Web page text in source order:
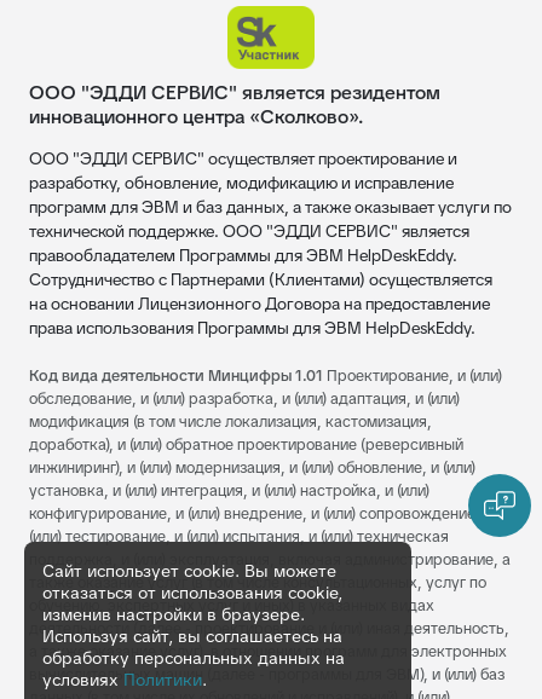
ООО "ЭДДИ СЕРВИС" является резидентом
инновационного центра «Сколково».
ООО "ЭДДИ СЕРВИС" осуществляет проектирование и
разработку, обновление, модификацию и исправление
программ для ЭВМ и баз данных, а также оказывает услуги по
технической поддержке. ООО "ЭДДИ СЕРВИС" является
правообладателем Программы для ЭВМ HelpDeskEddy.
Сотрудничество с Партнерами (Клиентами) осуществляется
на основании Лицензионного Договора на предоставление
права использования Программы для ЭВМ HelpDeskEddy.
Код вида деятельности Минцифры 1.01 Проектирование, и (или)
обследование, и (или) разработка, и (или) адаптация, и (или)
модификация (в том числе локализация, кастомизация,
доработка), и (или) обратное проектирование (реверсивный
инжиниринг), и (или) модернизация, и (или) обновление, и (или)
установка, и (или) интеграция, и (или) настройка, и (или)
конфигурирование, и (или) внедрение, и (или) сопровождение, и
(или) тестирование, и (или) испытания, и (или) техническая
поддержка, и (или) эксплуатация, включая администрирование, а
также оказание услуг (в том числе консультационных, услуг по
обучению, экспертных услуг и иных) в указанных видах
деятельности (далее - проектирование и (или) иная деятельность,
а также оказание услуг), в отношении программ для электронных
вычислительных машин (далее - программы для ЭВМ), и (или) баз
Сайт использует cookie. Вы можете
отказаться от использования cookie,
изменив настройки в браузере.
Используя сайт, вы соглашаетесь на
обработку персональных данных на
условиях Политики.